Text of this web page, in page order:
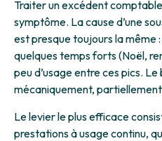
Traiter un excédent
symptôme. La cause d’une
est presque toujours la même
quelques temps forts (Noël,
peu d’usage entre ces pics.
mécaniquement,
Le levier le plus efficace
prestations à usage continu,